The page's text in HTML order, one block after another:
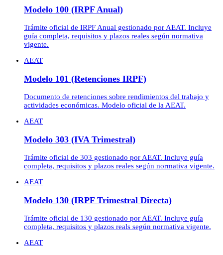
Modelo 100 (IRPF Anual)
Trámite oficial de IRPF Anual gestionado por AEAT. Incluye
guía completa, requisitos y plazos reales según normativa
vigente.
AEAT
Modelo 101 (Retenciones IRPF)
Documento de retenciones sobre rendimientos del trabajo y
actividades económicas. Modelo oficial de la AEAT.
AEAT
Modelo 303 (IVA Trimestral)
Trámite oficial de 303 gestionado por AEAT. Incluye guía
completa, requisitos y plazos reales según normativa vigente.
AEAT
Modelo 130 (IRPF Trimestral Directa)
Trámite oficial de 130 gestionado por AEAT. Incluye guía
completa, requisitos y plazos reals según normativa vigente.
AEAT